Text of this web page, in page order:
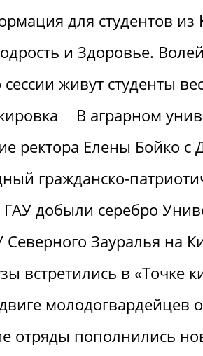
для студентов из
и Здоровье.
живут студенты
В аграрном
ректора Елены Бойко с
гражданско-
добыли серебро
Северного Зауралья на
встретились в «Точке
молодогвардейцев
отряды пополнились